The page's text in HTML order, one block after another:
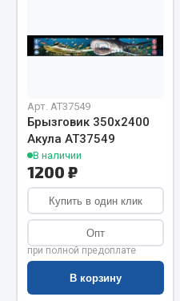
Автомобильный инструмент
Измерительный инструмент
Крепежный инструмент
Режущий инструмент
Силовое оборудование
Слесарный инструмент
Столярный инструмент
Арт. AT37549
Брызговик 350х2400
Акула АТ37549
В наличии
1200 ₽
Купить в один клик
Опт
при полной предоплате
В корзину